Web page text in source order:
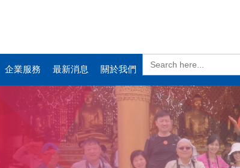
企業服務 最新消息 關於我們
Search
for: